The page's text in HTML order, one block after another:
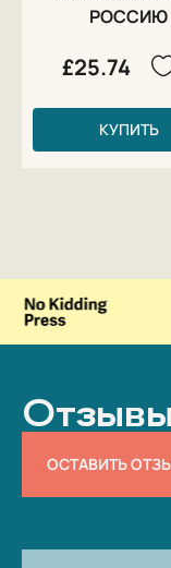
РОССИЮ
£25.74
КУПИТЬ
ОСТАВИТЬ